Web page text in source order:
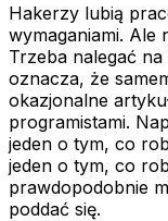
Hakerzy lubią
wymaganiami. Ale
Trzeba nalegać
oznacza, że
okazjonalne
programistami.
jeden o tym, co
jeden o tym, co
prawdopodobnie
poddać się.